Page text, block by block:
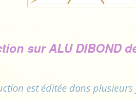
sur ALU DIBOND
est éditée dans